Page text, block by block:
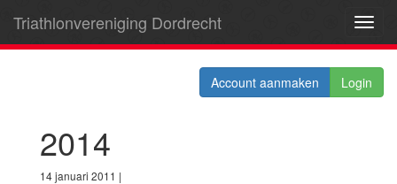
Triathlonvereniging Dordrecht
Account aanmaken Login
2014
14 januari 2011 |